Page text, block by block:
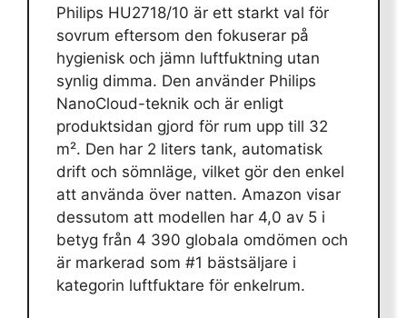
Philips HU2718/10 är ett starkt val för
sovrum eftersom den fokuserar på
hygienisk och jämn luftfuktning utan
synlig dimma. Den använder Philips
NanoCloud-teknik och är enligt
produktsidan gjord för rum upp till 32
m². Den har 2 liters tank, automatisk
drift och sömnläge, vilket gör den enkel
att använda över natten. Amazon visar
dessutom att modellen har 4,0 av 5 i
betyg från 4 390 globala omdömen och
är markerad som #1 bästsäljare i
kategorin luftfuktare för enkelrum.